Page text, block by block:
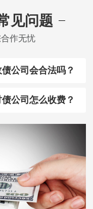
见问题
作无忧
债公司会合法吗？
债公司怎么收费？